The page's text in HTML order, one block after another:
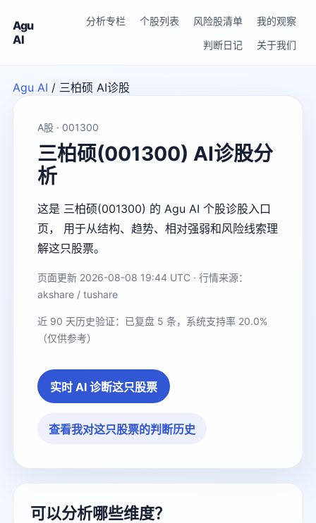
Agu
AI
分析专栏 个股列表 风险股清单
我的观察
判断日记
关于我们
Agu AI / 三柏硕 AI诊股
A股 · 001300
三柏硕(001300) AI诊股分
析
这是 三柏硕(001300) 的 Agu AI 个股诊股入口
页， 用于从结构、趋势、相对强弱和风险线索理
解这只股票。
页面更新 2026-08-08 19:44 UTC · 行情来源：
akshare / tushare
近 90 天历史验证：已复盘 5 条，系统支持率 20.0%
（仅供参考）
实时 AI 诊断这只股票
查看我对这只股票的判断历史
可以分析哪些维度？